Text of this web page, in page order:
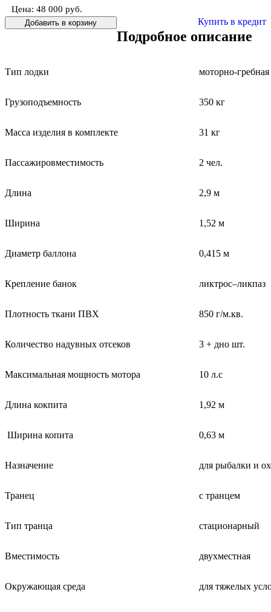
Цена: 48 000 руб.
Купить в кредит
Подробное описание
Тип лодки моторно-гребная
Грузоподъемность 350 кг
Масса изделия в комплекте 31 кг
Пассажировместимость 2 чел.
Длина 2,9 м
Ширина 1,52 м
Диаметр баллона 0,415 м
Крепление банок ликтрос–ликпаз
Плотность ткани ПВХ 850 г/м.кв.
Количество надувных отсеков 3 + дно шт.
Максимальная мощность мотора 10 л.с
Длина кокпита 1,92 м
Ширина копита 0,63 м
Назначение для рыбалки и
Транец с транцем
Тип транца стационарный
Вместимость двухместная
Окружающая среда для тяжелых